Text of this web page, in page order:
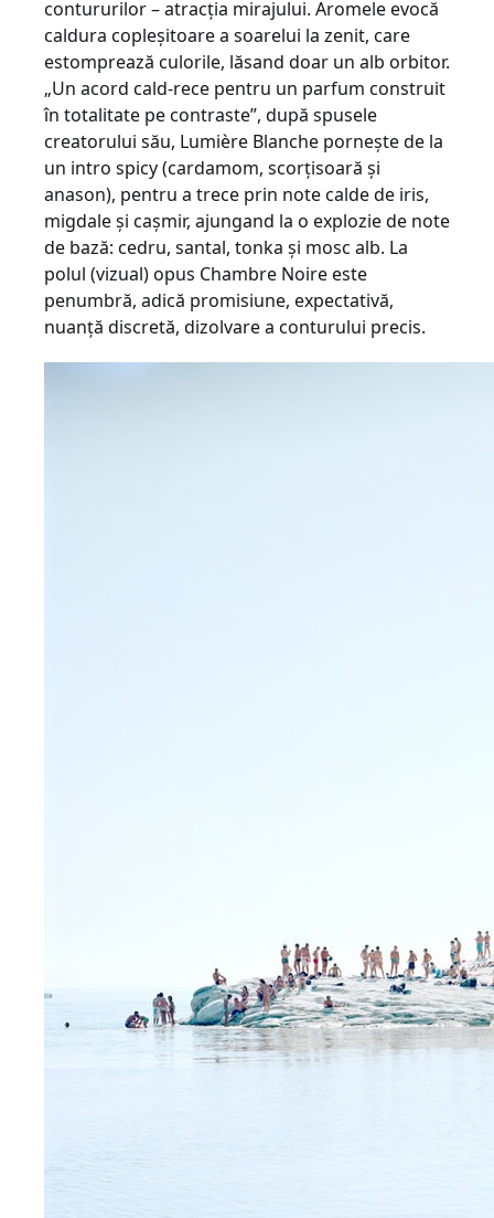
contururilor – atracţia mirajului. Aromele evocă
caldura copleşitoare a soarelui la zenit, care
estomprează culorile, lăsand doar un alb orbitor.
„Un acord cald-rece pentru un parfum construit
în totalitate pe contraste”, după spusele
creatorului său, Lumière Blanche porneşte de la
un intro spicy (cardamom, scorţisoară şi
anason), pentru a trece prin note calde de iris,
migdale şi caşmir, ajungand la o explozie de note
de bază: cedru, santal, tonka şi mosc alb. La
polul (vizual) opus Chambre Noire este
penumbră, adică promisiune, expectativă,
nuanţă discretă, dizolvare a conturului precis.